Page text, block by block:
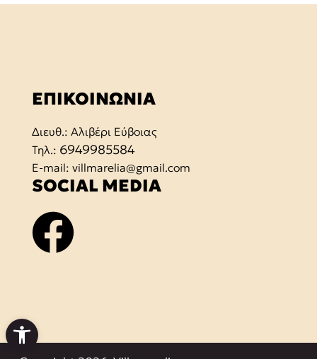
Ανοίξτε τη γραμμή
ΕΠΙΚΟΙΝΩΝΙΑ
Διευθ.: Αλιβέρι Εύβοιας
Τηλ.: 6949985584
E-mail: villmarelia@gmail.com
SOCIAL MEDIA